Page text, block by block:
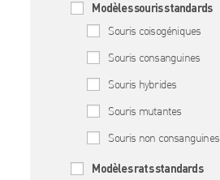
Modèles souris standards
Souris coisogéniques
Souris consanguines
Souris hybrides
Souris mutantes
Souris non consanguines
Modèles rats standards